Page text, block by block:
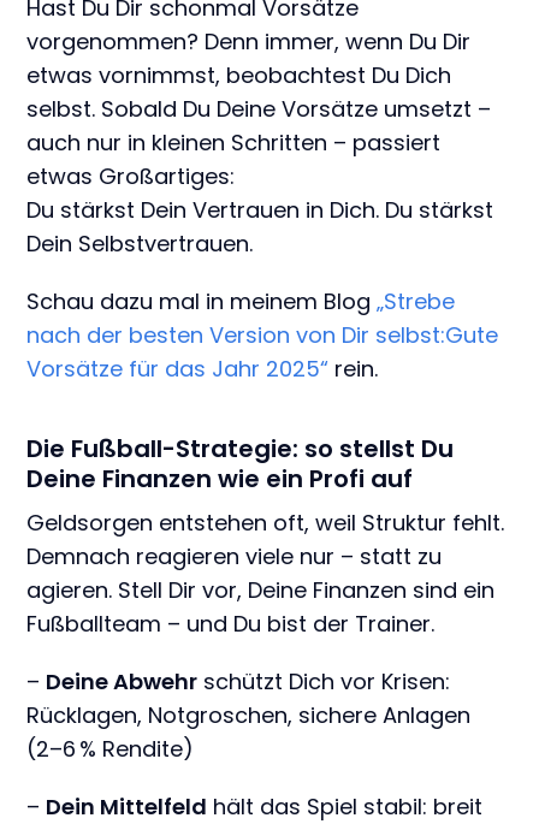
Hast Du Dir schonmal Vorsätze
vorgenommen? Denn immer, wenn Du Dir
etwas vornimmst, beobachtest Du Dich
selbst. Sobald Du Deine Vorsätze umsetzt –
auch nur in kleinen Schritten – passiert
etwas Großartiges:
Du stärkst Dein Vertrauen in Dich. Du stärkst
Dein Selbstvertrauen.
Schau dazu mal in meinem Blog„Strebe
nach der besten Version von Dir selbst:Gute
Vorsätze für das Jahr 2025“ rein.
Die Fußball-Strategie: so stellst Du
Deine Finanzen wie ein Profi auf
Geldsorgen entstehen oft, weil Struktur fehlt.
Demnach reagieren viele nur – statt zu
agieren. Stell Dir vor, Deine Finanzen sind ein
Fußballteam – und Du bist der Trainer.
– Deine Abwehr schützt Dich vor Krisen:
Rücklagen, Notgroschen, sichere Anlagen
(2–6 % Rendite)
– Dein Mittelfeld hält das Spiel stabil: breit